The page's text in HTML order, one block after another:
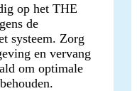
op het THE
de
systeem. Zorg
en vervang
om optimale